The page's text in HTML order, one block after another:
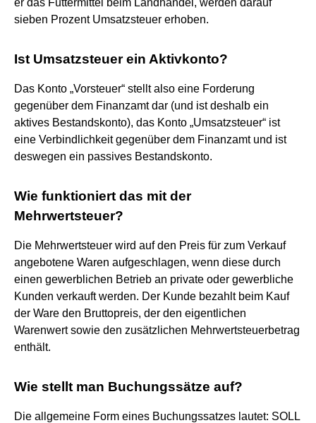
sieben Prozent Umsatzsteuer erhoben.
Ist Umsatzsteuer ein Aktivkonto?
Das Konto „Vorsteuer“ stellt also eine Forderung
gegenüber dem Finanzamt dar (und ist deshalb ein
aktives Bestandskonto), das Konto „Umsatzsteuer“ ist
eine Verbindlichkeit gegenüber dem Finanzamt und ist
deswegen ein passives Bestandskonto.
Wie funktioniert das mit der
Mehrwertsteuer?
Die Mehrwertsteuer wird auf den Preis für zum Verkauf
angebotene Waren aufgeschlagen, wenn diese durch
einen gewerblichen Betrieb an private oder gewerbliche
Kunden verkauft werden. Der Kunde bezahlt beim Kauf
der Ware den Bruttopreis, der den eigentlichen
Warenwert sowie den zusätzlichen Mehrwertsteuerbetrag
enthält.
Wie stellt man Buchungssätze auf?
Die allgemeine Form eines Buchungssatzes lautet: SOLL